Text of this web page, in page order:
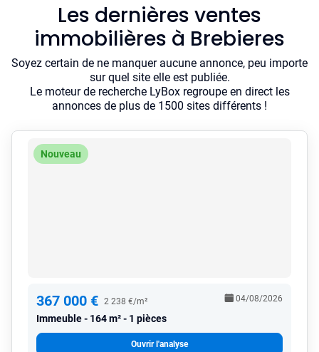
Les dernières ventes
immobilières à Brebieres
Soyez certain de ne manquer aucune annonce, peu importe
sur quel site elle est publiée.
Le moteur de recherche LyBox regroupe en direct les
annonces de plus de 1500 sites différents !
Nouveau
367 000 € 2 238 €/m²
Immeuble 164 m² - 1 pièces
04/08/2026
Ouvrir l'analyse